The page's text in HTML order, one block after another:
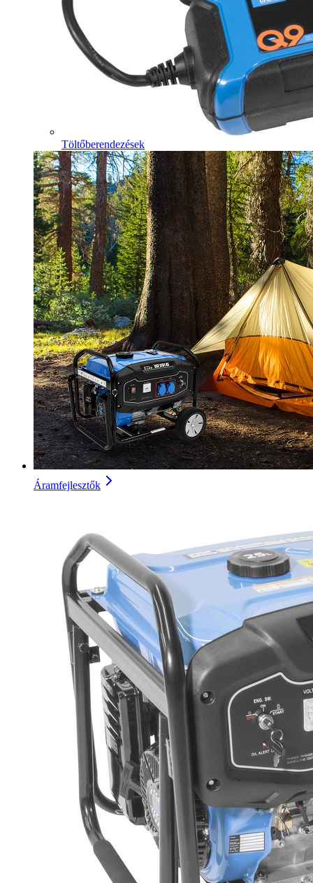
Töltőberendezések
Áramfejlesztők